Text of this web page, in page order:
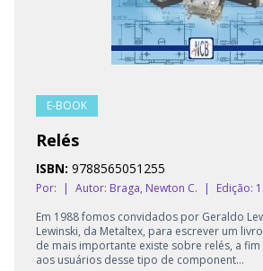
E-BOOK
Relés
ISBN: 9788565051255
Por: | Autor: Braga, Newton C. |
Edição: 1
Em 1988 fomos convidados por Geraldo
Lewinski, da Metaltex, para escrever um
de mais importante existe sobre relés, a
aos usuários desse tipo de component...